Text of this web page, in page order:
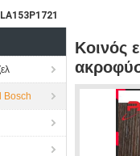
Bosch
Κοινός